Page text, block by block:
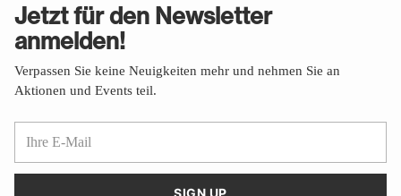
Jetzt für den Newsletter
anmelden!
Verpassen Sie keine Neuigkeiten mehr und nehmen Sie an
Aktionen und Events teil.
SIGN UP